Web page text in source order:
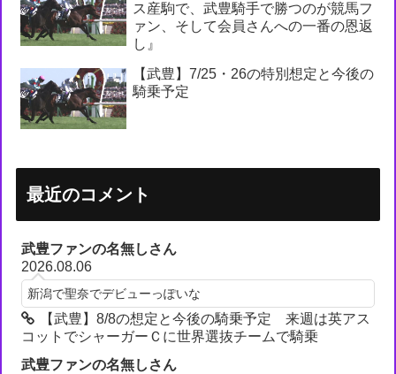
ス産駒で、武豊騎手で勝つのが競馬フ
ァン、そして会員さんへの一番の恩返
し』
【武豊】7/25・26の特別想定と今後の
騎乗予定
最近のコメント
武豊ファンの名無しさん
2026.08.06
新潟で聖奈でデビューっぽいな
【武豊】8/8の想定と今後の騎乗予定 来週は英アス
コットでシャーガーＣに世界選抜チームで騎乗
武豊ファンの名無しさん